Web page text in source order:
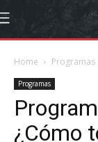
Home Programas
Programas
¿Cómo